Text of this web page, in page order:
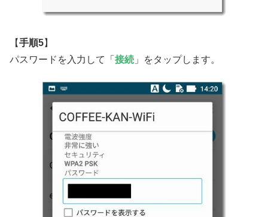
【手順5】
パスワードを入力して「 接続 」をタップします。